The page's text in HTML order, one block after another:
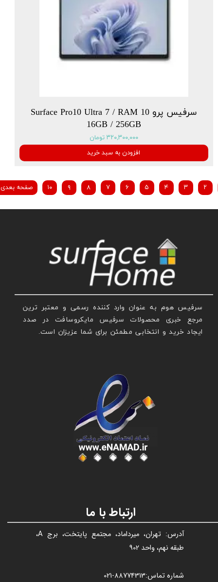
سرفیس پرو 10 Surface Pro10 Ultra 7 / RAM
16GB / 256GB
۳۲۰,۳۰۰,۰۰۰ تومان
افزودن به سبد خرید
۲ ۳ ۴ ۵ ۶ ۷ ۸ ۹ ۱۰ صفحه بعدی
سرفیس هوم به عنوان وارد کننده رسمی و معتبر ترین
مرجع خبری محصولات سرفیس مایکروسافت در صدد
ایجاد خرید و انتخابی مطمئن برای شما عزیزان است.
عنوان با فونت تیتر
آدرس: تهران، میرداماد، مجتمع پایتخت، برج A،
طبقه نهم، واحد 902
شماره تماس:88774313​​​​​​​
-021​​​​​​​
ارتباط با ما